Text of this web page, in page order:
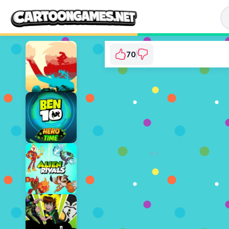
⭐ 92.11% (76 투표수)
지금 플레이
70
광고